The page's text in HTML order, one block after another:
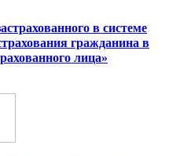
в системе
гражданина в
лица»